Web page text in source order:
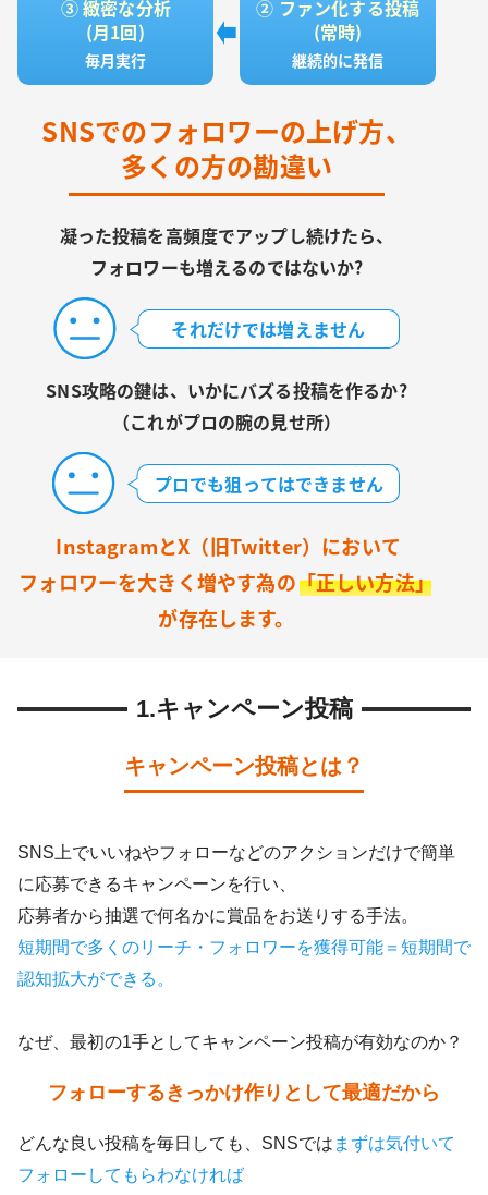
1.キャンペーン投稿
キャンペーン投稿とは？
SNS上でいいねやフォローなどのアクションだけで簡単
に応募できるキャンペーンを行い、
応募者から抽選で何名かに賞品をお送りする手法。
短期間で多くのリーチ・フォロワーを獲得可能＝短期間で
認知拡大ができる。
なぜ、最初の1手としてキャンペーン投稿が有効なのか？
フォローするきっかけ作りとして最適だから
どんな良い投稿を毎日しても、SNSでは まずは気付いて
フォローしてもらわなければ